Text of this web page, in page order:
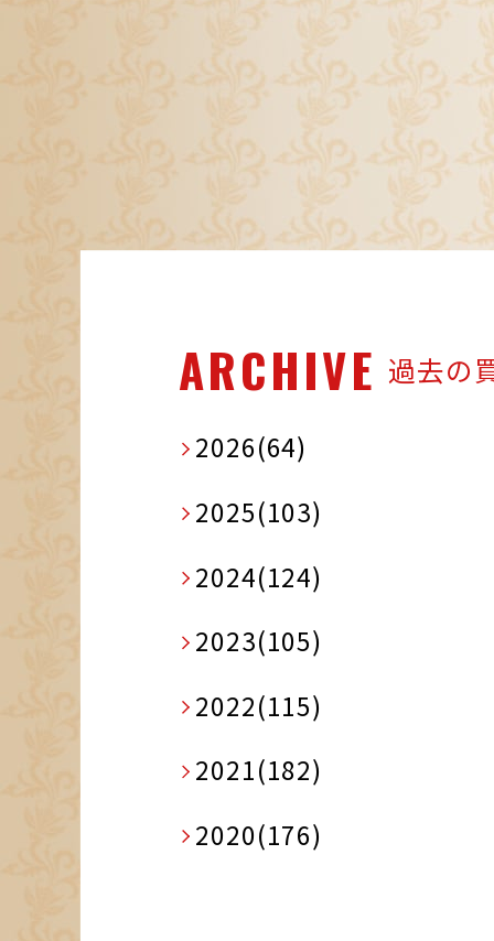
ARCHIVE 過去の
2026(64)
2025(103)
2024(124)
2023(105)
2022(115)
2021(182)
2020(176)